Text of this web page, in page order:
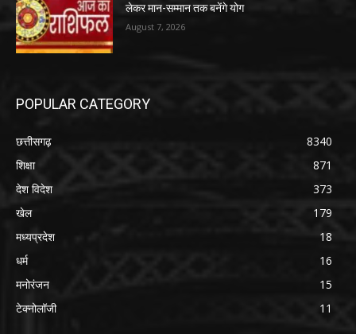
लेकर मान-सम्मान तक बनेंगे योग
August 7, 2026
POPULAR CATEGORY
छत्तीसगढ़
8340
शिक्षा
871
देश विदेश
373
खेल
179
मध्यप्रदेश
18
धर्म
16
मनोरंजन
15
टेक्नोलॉजी
11